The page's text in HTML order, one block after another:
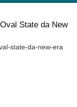
State da New